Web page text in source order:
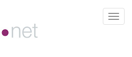
Toggle